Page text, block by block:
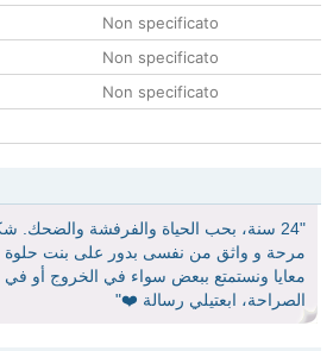
Non specificato
Non specificato
Non specificato
"24 سنة، بحب الحياة والفرفشة
مرحة و واثق من نفسى بدور على بنت حلوة
معايا ونستمتع ببعض سواء في الخروج أو
الصراحة، ابعتيلي رسالة ❤️"